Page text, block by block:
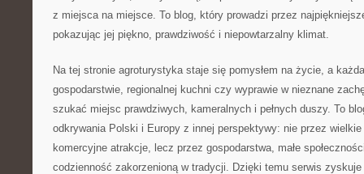
z miejsca na miejsce. To blog, który prowadzi przez
pokazując jej piękno, prawdziwość i niepowtarzalny klimat.
Na tej stronie agroturystyka staje się pomysłem na życie, a
gospodarstwie, regionalnej kuchni czy wyprawie w nieznane
szukać miejsc prawdziwych, kameralnych i pełnych duszy. To
odkrywania Polski i Europy z innej perspektywy: nie przez
komercyjne atrakcje, lecz przez gospodarstwa, małe
codzienność zakorzenioną w tradycji. Dzięki temu serwis